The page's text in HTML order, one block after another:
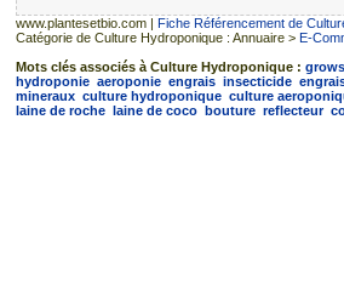
www.plantesetbio.com| Fiche Référencement de
Catégorie de Culture Hydroponique : Annuaire > E-
Mots clés associés à Culture Hydroponique :
hydroponie aeroponie engrais insecticide
mineraux culture hydroponique culture
laine de roche laine de coco bouture reflecteur